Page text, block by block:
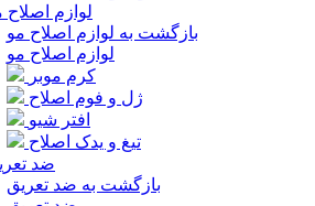
لوازم اصلاح
بازگشت به لوازم اصلاح مو
لوازم اصلاح مو
کرم موبر
ژل و فوم اصلاح
افتر شیو
تیغ و یدک اصلاح
ضد
بازگشت به ضد تعریق